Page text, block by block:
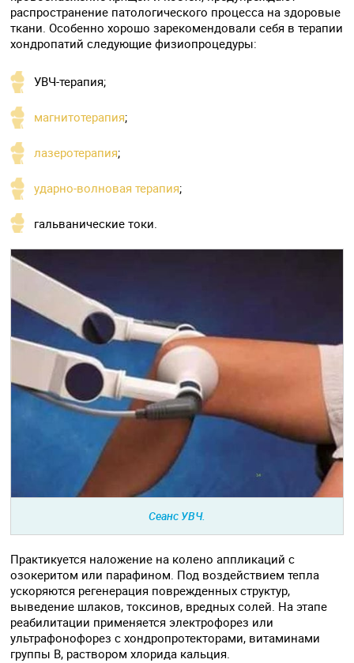
распространение патологического процесса на здоровые
ткани. Особенно хорошо зарекомендовали себя в терапии
хондропатий следующие физиопроцедуры:
УВЧ-терапия;
магнитотерапия;
лазеротерапия;
ударно-волновая терапия;
гальванические токи.
Сеанс УВЧ.
Практикуется наложение на колено аппликаций с
озокеритом или парафином. Под воздействием тепла
ускоряются регенерация поврежденных структур,
выведение шлаков, токсинов, вредных солей. На этапе
реабилитации применяется электрофорез или
ультрафонофорез с хондропротекторами, витаминами
группы B, раствором хлорида кальция.